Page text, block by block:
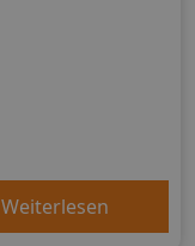
Weiterlesen